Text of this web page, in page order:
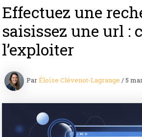
Effectuez une
saisissez une url :
l’exploiter
ParÉloïse Clévenot-Lagrange / 5